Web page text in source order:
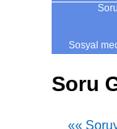
Sosyal
Soru
««